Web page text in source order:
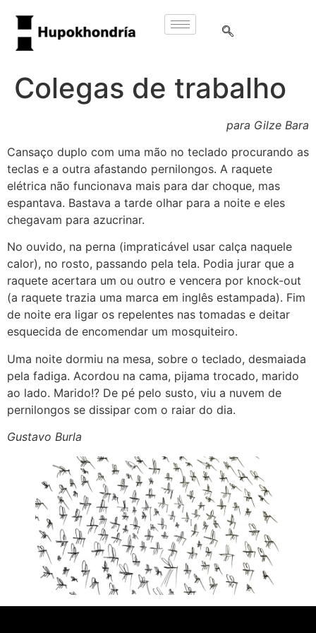
Colegas de trabalho
para Gilze Bara
Cansaço duplo com uma mão no teclado procurando as
teclas e a outra afastando pernilongos. A raquete
elétrica não funcionava mais para dar choque, mas
espantava. Bastava a tarde olhar para a noite e eles
chegavam para azucrinar.
No ouvido, na perna (impraticável usar calça naquele
calor), no rosto, passando pela tela. Podia jurar que a
raquete acertara um ou outro e vencera por knock-out
(a raquete trazia uma marca em inglês estampada). Fim
de noite era ligar os repelentes nas tomadas e deitar
esquecida de encomendar um mosquiteiro.
Uma noite dormiu na mesa, sobre o teclado, desmaiada
pela fadiga. Acordou na cama, pijama trocado, marido
ao lado. Marido!? De pé pelo susto, viu a nuvem de
pernilongos se dissipar com o raiar do dia.
Gustavo Burla